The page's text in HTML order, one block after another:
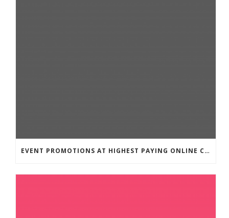
EVENT PROMOTIONS AT HIGHEST PAYING ONLINE CASINOS WITH BEST RTP